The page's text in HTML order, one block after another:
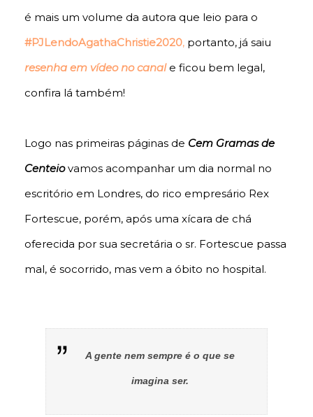
é mais um volume da autora que leio para o
#PJLendoAgathaChristie2020, portanto, já saiu
resenha em vídeo no canal e ficou bem legal,
confira lá também!
Logo nas primeiras páginas de Cem Gramas de
Centeiovamos acompanhar um dia normal no
escritório em Londres, do rico empresário Rex
Fortescue, porém, após uma xícara de chá
oferecida por sua secretária o sr. Fortescue passa
mal, é socorrido, mas vem a óbito no hospital.
A gente nem sempre é o que se
imagina ser.